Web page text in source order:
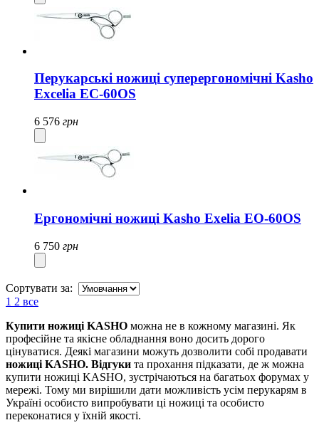
Перукарські ножиці суперергономічні Kasho
Excelia EC-60OS
6 576 грн
Ергономічні ножиці Kasho Exelia EO-60OS
6 750 грн
Сортувати за:
1 2 все
Купити ножиці KASHO можна не в кожному магазині. Як
професійне та якісне обладнання воно досить дорого
цінуватися. Деякі магазини можуть дозволити собі продавати
ножиці KASHO. Відгуки та прохання підказати, де ж можна
купити ножиці KASHO, зустрічаються на багатьох форумах у
мережі. Тому ми вирішили дати можливість усім перукарям в
Україні особисто випробувати ці ножиці та особисто
переконатися у їхній якості.